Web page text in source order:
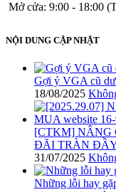
Mở cửa: 9:00 - 18:00
NỘI DUNG CẬP NHẬT
Gợi ý VGA cũ
18/08/2025
[CTKM] NÂNG
ĐÃI TRÀN
31/07/2025
Những lỗi hay